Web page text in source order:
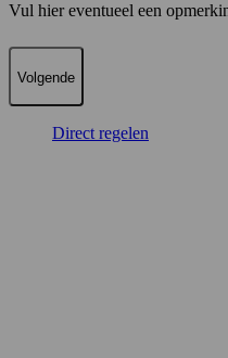
Vul hier eventueel een
Direct regelen